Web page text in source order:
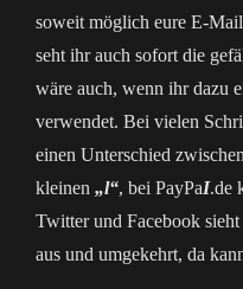
soweit möglich eure E-
seht ihr auch sofort die
wäre auch, wenn ihr dazu
verwendet. Bei vielen
einen Unterschied
kleinen „l“, bei PayPaI.de
Twitter und Facebook
aus und umgekehrt, da